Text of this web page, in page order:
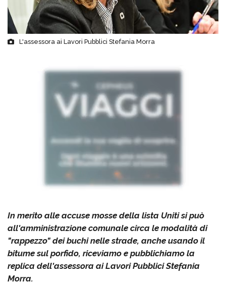
L'assessora ai Lavori Pubblici Stefania Morra
In merito alle accuse mosse della lista Uniti si può
all'amministrazione comunale circa le modalità di
"rappezzo" dei buchi nelle strade, anche usando il
bitume sul porfido, riceviamo e pubblichiamo la
replica dell'assessora ai Lavori Pubblici Stefania
Morra.